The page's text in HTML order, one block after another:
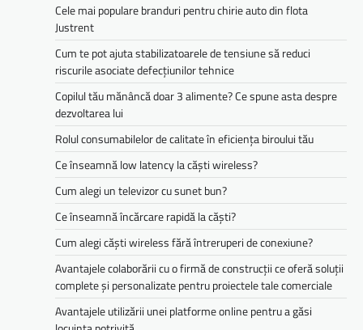
Cele mai populare branduri pentru chirie auto din flota
Justrent
Cum te pot ajuta stabilizatoarele de tensiune să reduci
riscurile asociate defecțiunilor tehnice
Copilul tău mănâncă doar 3 alimente? Ce spune asta despre
dezvoltarea lui
Rolul consumabilelor de calitate în eficiența biroului tău
Ce înseamnă low latency la căști wireless?
Cum alegi un televizor cu sunet bun?
Ce înseamnă încărcare rapidă la căști?
Cum alegi căști wireless fără întreruperi de conexiune?
Avantajele colaborării cu o firmă de construcții ce oferă soluții
complete și personalizate pentru proiectele tale comerciale
Avantajele utilizării unei platforme online pentru a găsi